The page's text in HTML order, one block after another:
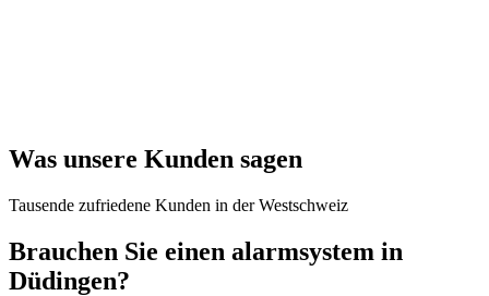
Was unsere Kunden sagen
Tausende zufriedene Kunden in der Westschweiz
Brauchen Sie einen alarmsystem in
Düdingen?